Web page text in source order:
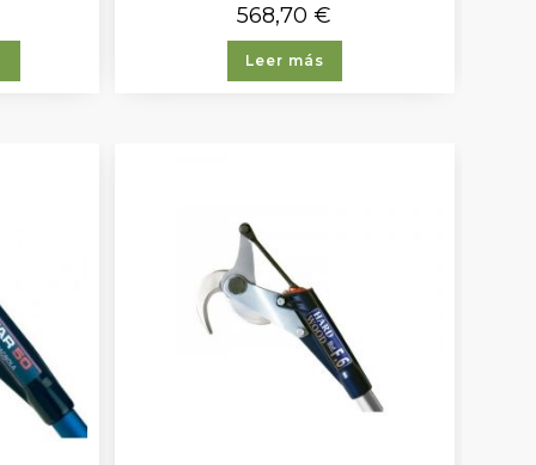
568,70€
Leer más